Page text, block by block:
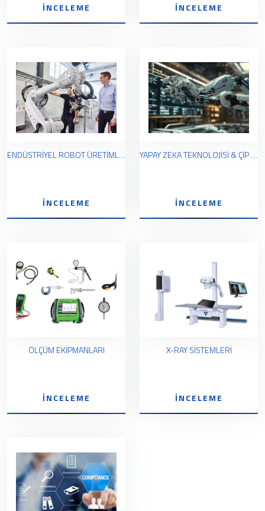
İNCELEME İNCELEME
ENDÜSTRİYEL ROBOT ÜRETİMLERİ VE ÇÖZÜMLERİ
İNCELEME
YAPAY ZEKA TEKNOLOJİSİ & ÇİP VE OPTİK LAZER TEKNOLOJİSİ
İNCELEME
ÖLÇÜM EKİPMANLARI
İNCELEME
X-RAY SİSTEMLERİ
İNCELEME